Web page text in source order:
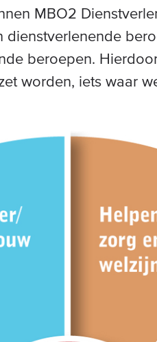
MBO2
dienstverlenende
beroepen.
worden, iets waar